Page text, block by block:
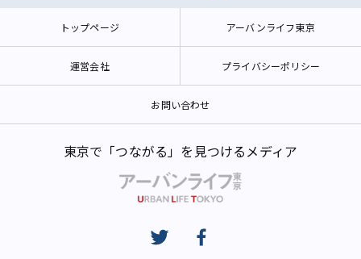
トップページ アーバンライフ東京
運営会社 プライバシーポリシー
お問い合わせ
東京で「つながる」を見つけるメディア